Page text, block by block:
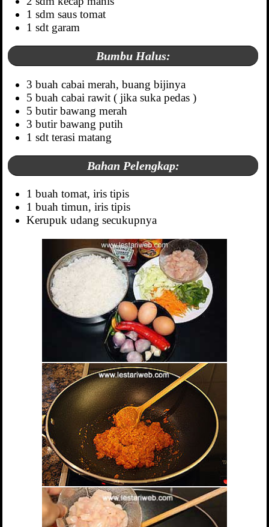
1 sdm saus tomat
1 sdt garam
Bumbu Halus:
3 buah cabai merah, buang bijinya
5 buah cabai rawit ( jika suka pedas )
5 butir bawang merah
3 butir bawang putih
1 sdt terasi matang
Bahan Pelengkap:
1 buah tomat, iris tipis
1 buah timun, iris tipis
Kerupuk udang secukupnya